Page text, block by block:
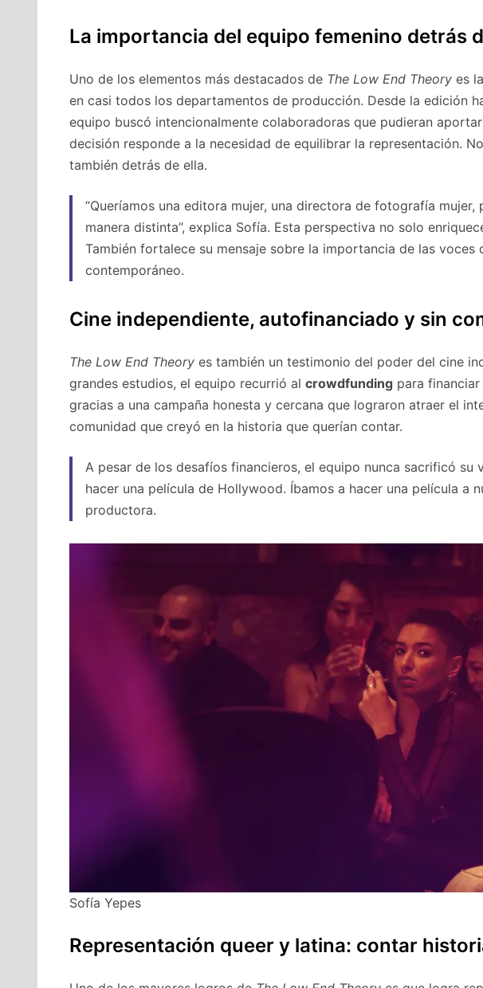
La importancia del equipo femenino detrás
Uno de los elementos más destacados de The Low End Theory es
en casi todos los departamentos de producción. Desde la edición
equipo buscó intencionalmente colaboradoras que pudieran
decisión responde a la necesidad de equilibrar la representación.
también detrás de ella.
“Queríamos una editora mujer, una directora de fotografía
manera distinta”, explica Sofía. Esta perspectiva no solo
También fortalece su mensaje sobre la importancia de las voces
contemporáneo.
Cine independiente, autofinanciado y sin
The Low End Theory es también un testimonio del poder del cine
grandes estudios, el equipo recurrió al crowdfunding para
gracias a una campaña honesta y cercana que lograron atraer el
comunidad que creyó en la historia que querían contar.
A pesar de los desafíos financieros, el equipo nunca sacrificó su
hacer una película de Hollywood. Íbamos a hacer una película a
productora.
Sofía Yepes
Representación queer y latina: contar